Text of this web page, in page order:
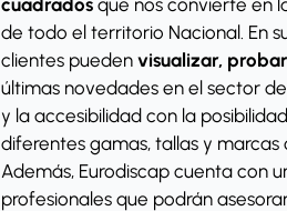
cuadrados que nos convierte en
de todo el territorio Nacional. En
clientes pueden visualizar,
últimas novedades en el sector
y la accesibilidad con la
diferentes gamas, tallas y marcas
Además, Eurodiscap cuenta con
profesionales que podrán